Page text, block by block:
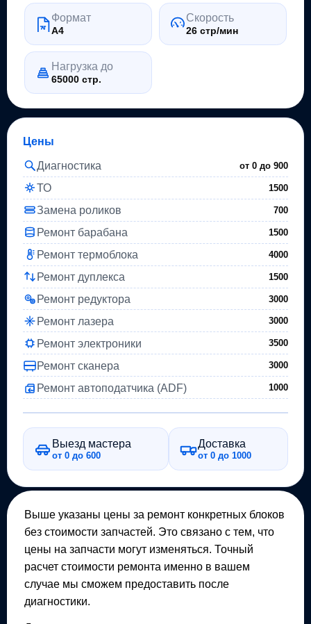
Формат
A4
Скорость
26 стр/мин
Нагрузка до
65000 стр.
Цены
Диагностика
от 0 до900
ТО 1500
Замена роликов 700
Ремонт барабана 1500
Ремонт термоблока 4000
Ремонт дуплекса 1500
Ремонт редуктора 3000
Ремонт лазера 3000
Ремонт электроники 3500
Ремонт сканера 3000
Ремонт автоподатчика (ADF) 1000
Выезд мастера
от 0 до 600
Доставка
от 0 до 1000
Выше указаны цены за ремонт конкретных блоков
без стоимости запчастей. Это связано с тем, что
цены на запчасти могут изменяться. Точный
расчет стоимости ремонта именно в вашем
случае мы сможем предоставить после
диагностики.